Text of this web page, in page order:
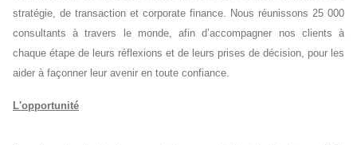
stratégie, de transaction et corporate finance. Nous réunissons 25 000
consultants à travers le monde, afin d’accompagner nos clients à
chaque étape de leurs réflexions et de leurs prises de décision, pour les
aider à façonner leur avenir en toute confiance.
L'opportunité